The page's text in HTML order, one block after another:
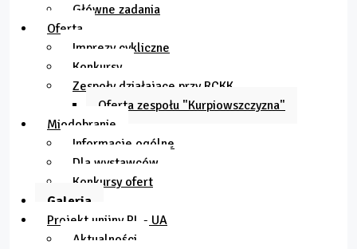
Główne zadania
Oferta
Imprezy cykliczne
Konkursy
Zespoły działające przy RCKK
Oferta zespołu "Kurpiowszczyzna"
Miodobranie
Informacje ogólne
Dla wystawców
Konkursy ofert
Galeria
Projekt unijny PL - UA
Aktualności